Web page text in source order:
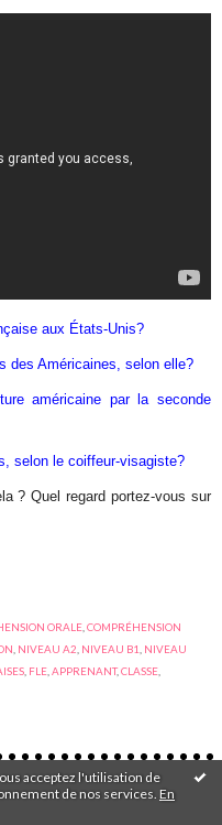
acceptez l'utilisation de
de nos services. En
aux États-Unis?
des Américaines, selon elle?
américaine par la seconde
selon le coiffeur-visagiste?
? Quel regard portez-vous sur
ORALE, COMPRÉHENSION
NIVEAU A2 NIVEAU B1 NIVEAU
FLE ,APPRENANT,CLASSE